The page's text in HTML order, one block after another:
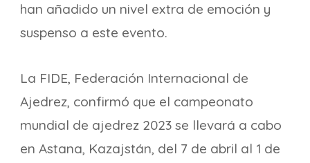
han añadido un nivel extra de emoción y
suspenso a este evento.
La FIDE, Federación Internacional de
Ajedrez, confirmó que el campeonato
mundial de ajedrez 2023 se llevará a cabo
en Astana, Kazajstán, del 7 de abril al 1 de